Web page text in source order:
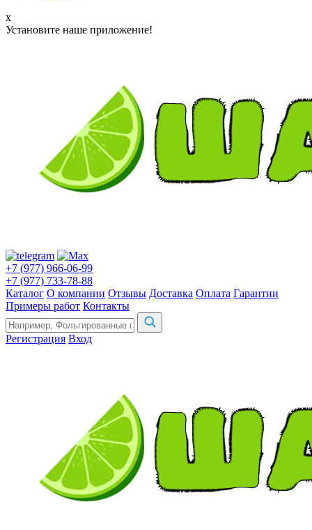
x
Установите наше приложение!
+7 (977) 966-06-99
+7 (977) 733-78-88
Каталог О компании Отзывы Доставка Оплата Гарантии
Примеры работ Контакты
Регистрация Вход